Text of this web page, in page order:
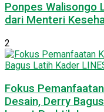
Ponpes Walisongo
dari Menteri
2
Fokus
Desain, Derry